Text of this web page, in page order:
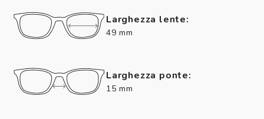
Larghezza lente:
49 mm
Larghezza ponte:
15 mm